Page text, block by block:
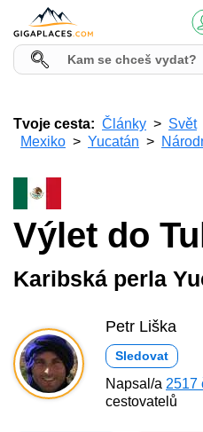
Tvoje cesta: Články Svět
Mexiko
Yucatán
Výlet do
Karibská perla
Petr Liška
Sledovat
Napsal/a 2517
cestovatelů